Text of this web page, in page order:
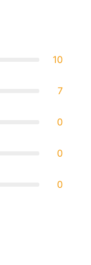
10
7
0
0
0